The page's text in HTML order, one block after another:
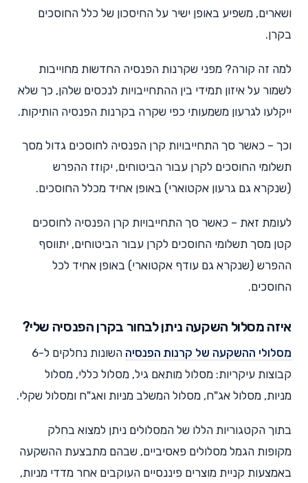
ושארים, משפיע באופן ישיר על החיסכון של כלל החוסכים
בקרן.
למה זה קורה? מפני שקרנות הפנסיה החדשות מחוייבות
לשמור על איזון תמידי בין ההתחייבויות לנכסים שלהן, כך שלא
ייקלעו לגרעון משמעותי כפי שקרה בקרנות הפנסיה הותיקות.
וכך – כאשר סך התחייבויות קרן הפנסיה לחוסכים גדול מסך
תשלומי החוסכים לקרן עבור הביטוחים, יקוזז ההפרש
(שנקרא גם גרעון אקטוארי) באופן אחיד מכלל החוסכים.
לעומת זאת – כאשר סך התחייבויות קרן הפנסיה לחוסכים
קטן מסך תשלומי החוסכים לקרן עבור הביטוחים, יתווסף
ההפרש (שנקרא גם עודף אקטוארי) באופן אחיד לכל
החוסכים.
איזה מסלול השקעה ניתן לבחור בקרן הפנסיה שלי?
מסלולי ההשקעה של קרנות הפנסיה
השונות נחלקים ל-6
קבוצות עיקריות: מסלול מותאם גיל, מסלול כללי, מסלול
מניות, מסלול אג"ח, מסלול המשלב מניות ואג"ח ומסלול שקלי.
בתוך הקטגוריות הללו של המסלולים ניתן למצוא בחלק
מקופות הגמל מסלולים פאסיביים, שבהם מתבצעת ההשקעה
באמצעות קניית מוצרים פיננסיים העוקבים אחר מדדי מניות,